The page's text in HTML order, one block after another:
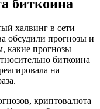
биткоина
халвинг в сети
обсудили прогнозы и
какие прогнозы
биткоина
на
криптовалюта